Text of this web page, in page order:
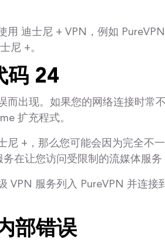
用 迪士尼 + VPN，例如
尼 +。
码 24
而出现。如果您的网络连接时常
扩充程式。
尼 +，那么您可能会因为完全不
在让您访问受限制的流媒体服务
VPN 服务列入 PureVPN 并连
部错误